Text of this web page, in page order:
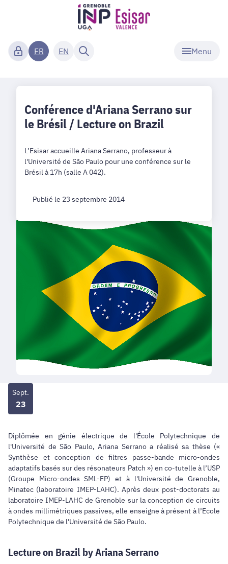
Menu
FR EN
Conférence d'Ariana Serrano sur
le Brésil / Lecture on Brazil
L’Esisar accueille Ariana Serrano, professeur à
l'Université de São Paulo pour une conférence sur le
Brésil à 17h (salle A 042).
Publié le 23 septembre 2014
Sept.
23
Diplômée en génie électrique de l'École Polytechnique de
l'Université de São Paulo, Ariana Serrano a réalisé sa thèse («
Synthèse et conception de filtres passe-bande micro-ondes
adaptatifs basés sur des résonateurs Patch ») en co-tutelle à l’USP
(Groupe Micro-ondes SML-EP) et à l'Université de Grenoble,
Minatec (laboratoire IMEP-LAHC). Après deux post-doctorats au
laboratoire IMEP-LAHC de Grenoble sur la conception de circuits
à ondes millimétriques passives, elle enseigne à présent à l’Ecole
Polytechnique de l'Université de São Paulo.
Lecture on Brazil by Ariana Serrano